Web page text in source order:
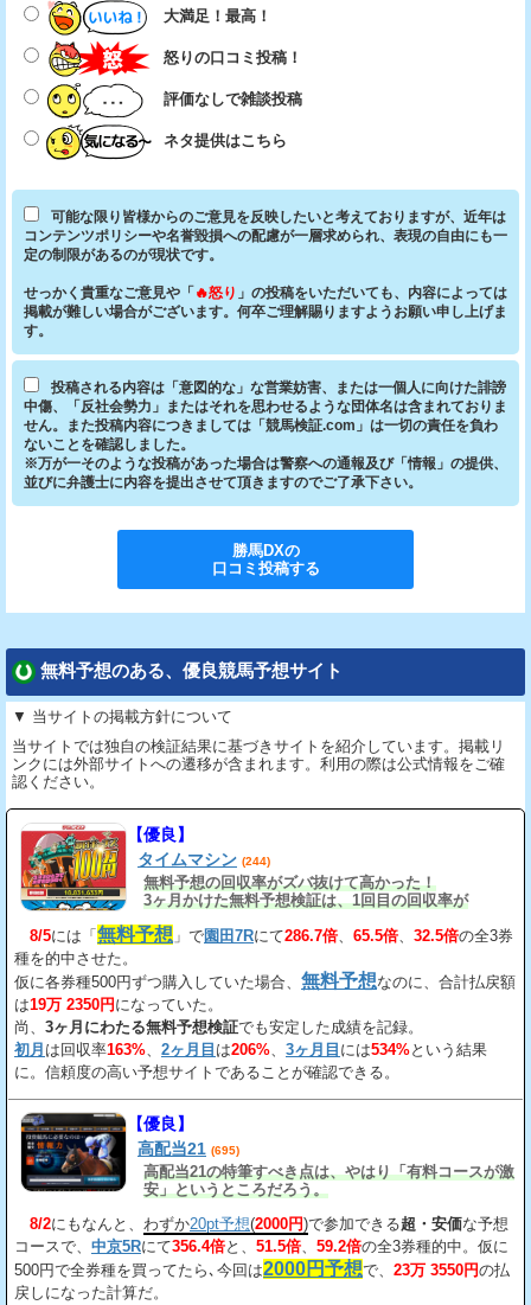
大満足！最高！
怒りの口コミ投稿！
評価なしで雑談投稿
ネタ提供はこちら
可能な限り皆様からのご意見を反映したいと考えておりますが、近年は
コンテンツポリシーや名誉毀損への配慮が一層求められ、表現の自由にも一
定の制限があるのが現状です。
せっかく貴重なご意見や「 🔥怒り 」の投稿をいただいても、内容によっては
掲載が難しい場合がございます。何卒ご理解賜りますようお願い申し上げま
す。
投稿される内容は「意図的な」な営業妨害、または一個人に向けた誹謗
中傷、「反社会勢力」またはそれを思わせるような団体名は含まれておりま
せん。また投稿内容につきましては「競馬検証.com」は一切の責任を負わ
ないことを確認しました。
※万が一そのような投稿があった場合は警察への通報及び「情報」の提供、
並びに弁護士に内容を提出させて頂きますのでご了承下さい。
勝馬DXの
口コミ投稿する
無料予想のある、優良競馬予想サイト
▼ 当サイトの掲載方針について
当サイトでは独自の検証結果に基づきサイトを紹介しています。掲載リ
ンクには外部サイトへの遷移が含まれます。利用の際は公式情報をご確
認ください。
【優良】
タイムマシン (244)
無料予想の回収率がズバ抜けて高かった！
3ヶ月かけた無料予想検証は、1回目の回収率が
8/5には「 無料予想 」で園田7Rにて286.7倍、 65.5倍、 32.5倍の全3券
種を的中させた。
仮に各券種500円ずつ購入していた場合、 無料予想なのに、合計払戻額
は19万 2350円 になっていた。
尚、 3ヶ月にわたる無料予想検証でも安定した成績を記録。
初月 は回収率163%、 2ヶ月目 は206%、 3ヶ月目 には534%という結果
に。信頼度の高い予想サイトであることが確認できる。
【優良】
高配当21 (695)
高配当21の特筆すべき点は、やはり「有料コースが激
安」というところだろう。
8/2にもなんと、 わずか20pt予想(2000円)で参加できる超・安価な予想
コースで、 中京5Rにて356.4倍と、 51.5倍、 59.2倍の全3券種的中。仮に
500円で全券種を買ってたら､今回は2000円予想で、 23万 3550円の払
戻しになった計算だ。